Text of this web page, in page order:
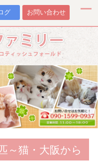
グ お問い合わせ
～猫・大阪から